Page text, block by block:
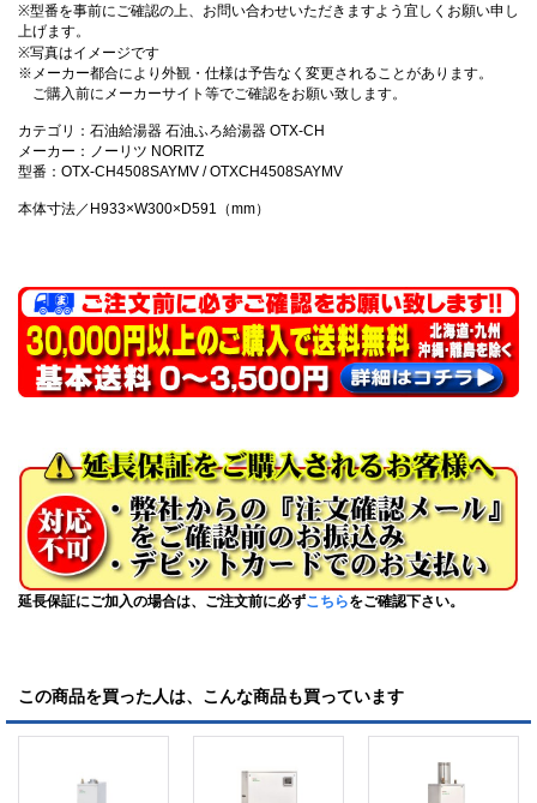
※型番を事前にご確認の上、お問い合わせいただきますよう宜しくお願い申し
上げます。
※写真はイメージです
※メーカー都合により外観・仕様は予告なく変更されることがあります。
ご購入前にメーカーサイト等でご確認をお願い致します。
カテゴリ：石油給湯器 石油ふろ給湯器 OTX-CH
メーカー：ノーリツ NORITZ
型番：OTX-CH4508SAYMV / OTXCH4508SAYMV
本体寸法／H933×W300×D591（mm）
延長保証にご加入の場合は、ご注文前に必ずこちらをご確認下さい。
この商品を買った人は、こんな商品も買っています